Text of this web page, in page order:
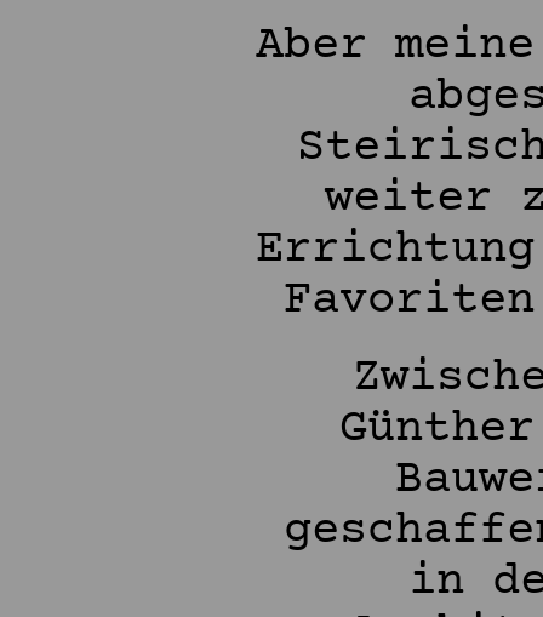
Aber
weiter
in